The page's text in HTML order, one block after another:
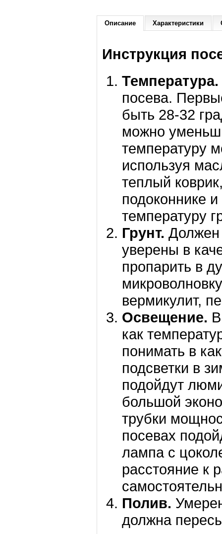
Описание Характеристики
Инструкция
Температура.
посева.
быть 28-32
можно
температуру
используя
теплый
подоконнике и
температуру
Грунт.
уверены в
пропарить в
вермикулит,
Освещение.
как
понимать в
подсветки в
подойдут
большой
трубки
посевах
лампа с
расстояние к
Полив.
должна